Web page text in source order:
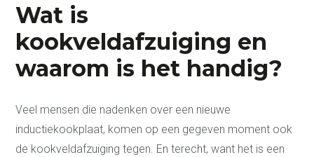
Wat is
kookveldafzuiging en
waarom is het handig?
Veel mensen die nadenken over een nieuwe
inductiekookplaat, komen op een gegeven moment ook
de kookveldafzuiging tegen. En terecht, want het is een